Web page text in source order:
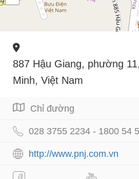
887 Hậu Giang, phường
Minh, Việt Nam
Chỉ đường
028 3755 2234 - 1800 54
http://www.pnj.com.vn